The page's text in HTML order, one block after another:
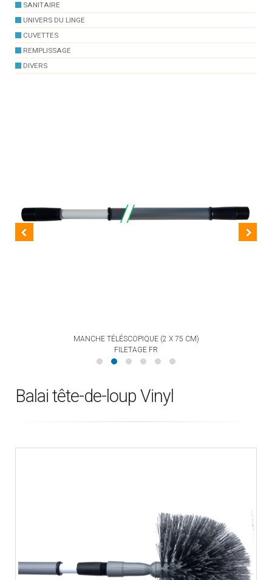
SANITAIRE
UNIVERS DU LINGE
CUVETTES
REMPLISSAGE
DIVERS
MANCHE TÉLÉSCOPIQUE (2 X 75 CM)
FILETAGE FR
Balai tête-de-loup Vinyl